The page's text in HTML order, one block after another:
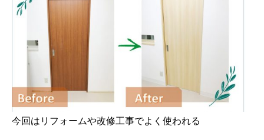
今回はリフォームや改修工事でよく使われる